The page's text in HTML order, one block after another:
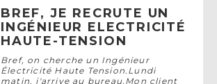
BREF, JE RECRUTE UN
INGÉNIEUR ELECTRICITÉ
HAUTE-TENSION
Bref, on cherche un Ingénieur
Électricité Haute Tension.Lundi
matin, j'arrive au bureau.Mon client